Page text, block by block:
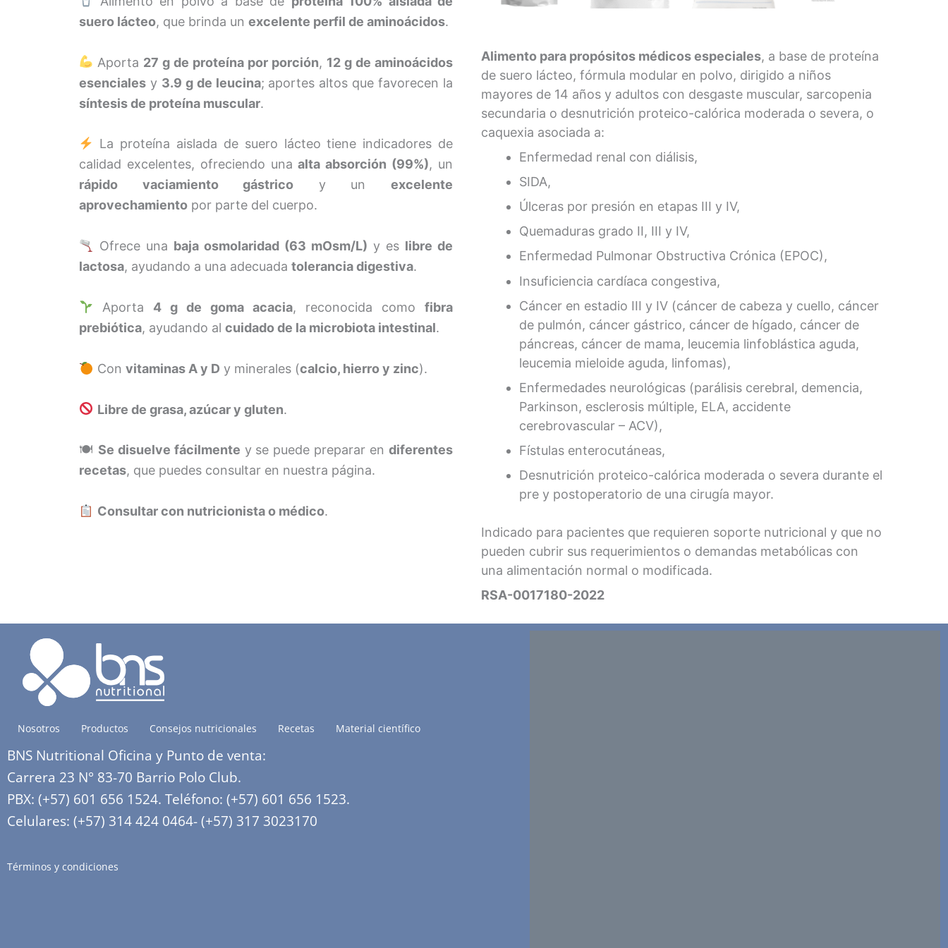
suero lácteo, que brinda un excelente perfil de aminoácidos.
Aporta 27 g de proteína por porción, 12 g de aminoácidos
esenciales y 3.9 g de leucina; aportes altos que favorecen la
síntesis de proteína muscular.
La proteína aislada de suero lácteo tiene indicadores de
calidad excelentes, ofreciendo unaalta absorción (99%), un
rápido vaciamiento gástrico y unexcelente
aprovechamiento por parte del cuerpo.
Ofrece una baja osmolaridad (63 mOsm/L) y es libre de
lactosa, ayudando a una adecuada tolerancia digestiva.
Aporta 4 g de goma acacia, reconocida comofibra
prebiótica, ayudando al cuidado de la microbiota intestinal.
Con vitaminas A y D y minerales (calcio, hierro y zinc).
Libre de grasa, azúcar y gluten.
🍽 Se disuelve fácilmente y se puede preparar endiferentes
recetas, que puedes consultar en nuestra página.
Consultar con nutricionista o médico.
Alimento para propósitos médicos especiales, a base de proteína
de suero lácteo, fórmula modular en polvo, dirigido a niños
mayores de 14 años y adultos con desgaste muscular, sarcopenia
secundaria o desnutrición proteico-calórica moderada o severa, o
caquexia asociada a:
Enfermedad renal con diálisis,
SIDA,
Úlceras por presión en etapas III y IV,
Quemaduras grado II, III y IV,
Enfermedad Pulmonar Obstructiva Crónica (EPOC),
Insuficiencia cardíaca congestiva,
Cáncer en estadio III y IV (cáncer de cabeza y cuello, cáncer
de pulmón, cáncer gástrico, cáncer de hígado, cáncer de
páncreas, cáncer de mama, leucemia linfoblástica aguda,
leucemia mieloide aguda, linfomas),
Enfermedades neurológicas (parálisis cerebral, demencia,
Parkinson, esclerosis múltiple, ELA, accidente
cerebrovascular – ACV),
Fístulas enterocutáneas,
Desnutrición proteico-calórica moderada o severa durante el
pre y postoperatorio de una cirugía mayor.
Indicado para pacientes que requieren soporte nutricional y que no
pueden cubrir sus requerimientos o demandas metabólicas con
una alimentación normal o modificada.
RSA-0017180-2022
Nosotros Productos Consejos nutricionales Recetas Material científico
BNS Nutritional Oficina y Punto de venta:
Carrera 23 N° 83-70 Barrio Polo Club.
PBX: (+57) 601 656 1524. Teléfono: (+57) 601 656 1523.
Celulares: (+57) 314 424 0464- (+57) 317 3023170
Términos y condiciones